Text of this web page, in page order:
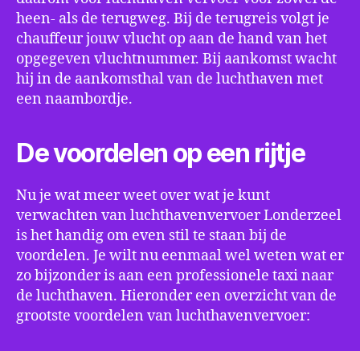
heen- als de terugweg. Bij de terugreis volgt je
chauffeur jouw vlucht op aan de hand van het
opgegeven vluchtnummer. Bij aankomst wacht
hij in de aankomsthal van de luchthaven met
een naambordje.
De voordelen op een rijtje
Nu je wat meer weet over wat je kunt
verwachten van luchthavenvervoer Londerzeel
is het handig om even stil te staan bij de
voordelen. Je wilt nu eenmaal wel weten wat er
zo bijzonder is aan een professionele taxi naar
de luchthaven. Hieronder een overzicht van de
grootste voordelen van luchthavenvervoer: